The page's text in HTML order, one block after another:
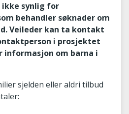
synlig for
behandler søknader om
Veileder kan ta kontakt
i prosjektet
informasjon om barna i
sjelden eller aldri tilbud